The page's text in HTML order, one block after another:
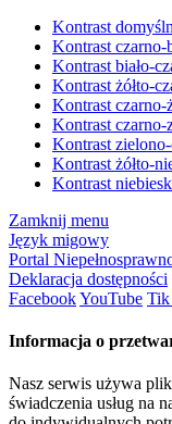
Kontrast
Kontrast czarno-
Kontrast biało-
Kontrast żółto-
Kontrast czarno-
Kontrast czarno-
Kontrast
Kontrast żółto-
Kontrast
Zamknij menu
Język migowy
Portal
Deklaracja dostępności
FacebookYouTube
Informacja o
Nasz serwis używa
świadczenia usług na